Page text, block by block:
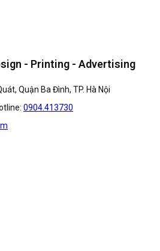
- Printing - Advertising
Quận Ba Đình, TP. Hà Nội
0904.413730